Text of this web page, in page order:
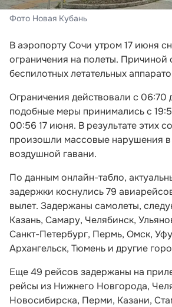
Фото Новая Кубань
В аэропорту Сочи утром 17 июня
ограничения на полеты. Причиной
беспилотных летательных
Ограничения действовали с 06:70
подобные меры принимались с
00:56 17 июня. В результате этих
произошли массовые нарушения
воздушной гавани.
По данным онлайн-табло,
задержки коснулись 79
вылет. Задержаны самолеты,
Казань, Самару, Челябинск,
Санкт-Петербург, Пермь, Омск,
Архангельск, Тюмень и другие
Еще 49 рейсов задержаны на
рейсы из Нижнего Новгорода,
Новосибирска, Перми, Казани,